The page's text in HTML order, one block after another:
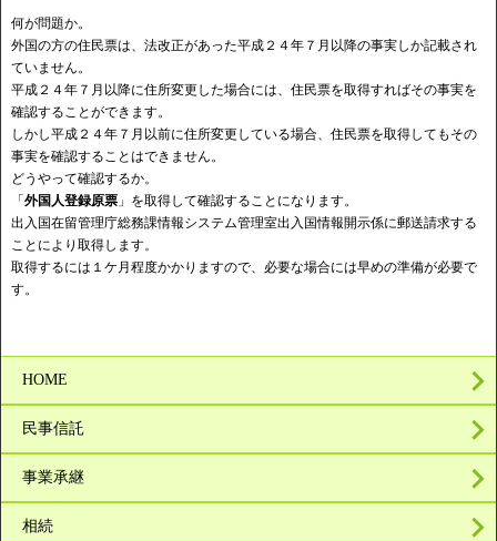
何が問題か。
外国の方の住民票は、法改正があった平成２４年７月以降の事実しか記載され
ていません。
平成２４年７月以降に住所変更した場合には、住民票を取得すればその事実を
確認することができます。
しかし平成２４年７月以前に住所変更している場合、住民票を取得してもその
事実を確認することはできません。
どうやって確認するか。
「 外国人登録原票 」を取得して確認することになります。
出入国在留管理庁総務課情報システム管理室出入国情報開示係に郵送請求する
ことにより取得します。
取得するには１ケ月程度かかりますので、必要な場合には早めの準備が必要で
す。
HOME
民事信託
事業承継
相続